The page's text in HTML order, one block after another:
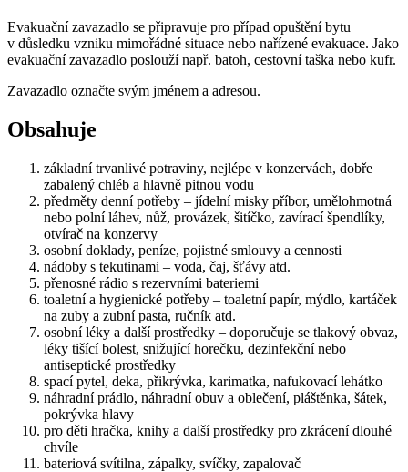
Evakuační zavazadlo se připravuje pro případ opuštění bytu
v důsledku vzniku mimořádné situace nebo nařízené evakuace. Jako
evakuační zavazadlo poslouží např. batoh, cestovní taška nebo kufr.
Zavazadlo označte svým jménem a adresou.
Obsahuje
základní trvanlivé potraviny, nejlépe v konzervách, dobře
zabalený chléb a hlavně pitnou vodu
předměty denní potřeby – jídelní misky příbor, umělohmotná
nebo polní láhev, nůž, provázek, šitíčko, zavírací špendlíky,
otvírač na konzervy
osobní doklady, peníze, pojistné smlouvy a cennosti
nádoby s tekutinami – voda, čaj, šťávy atd.
přenosné rádio s rezervními bateriemi
toaletní a hygienické potřeby – toaletní papír, mýdlo, kartáček
na zuby a zubní pasta, ručník atd.
osobní léky a další prostředky – doporučuje se tlakový obvaz,
léky tišící bolest, snižující horečku, dezinfekční nebo
antiseptické prostředky
spací pytel, deka, přikrývka, karimatka, nafukovací lehátko
náhradní prádlo, náhradní obuv a oblečení, pláštěnka, šátek,
pokrývka hlavy
pro děti hračka, knihy a další prostředky pro zkrácení dlouhé
chvíle
bateriová svítilna, zápalky, svíčky, zapalovač